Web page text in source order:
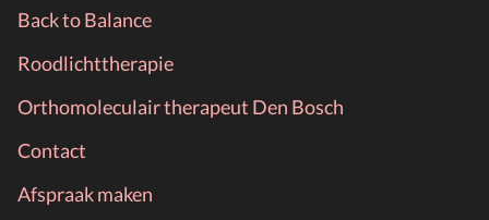
Back to Balance
Roodlichttherapie
Orthomoleculair therapeut Den Bosch
Contact
Afspraak maken